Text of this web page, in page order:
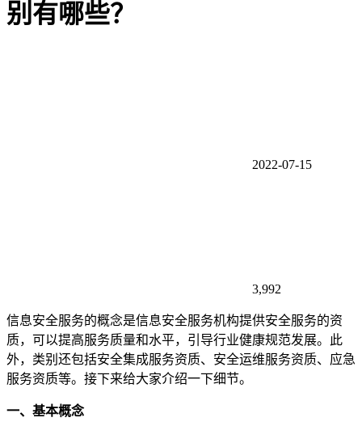
别有哪些？
2022-07-15
3,992
信息安全服务的概念是信息安全服务机构提供安全服务的资
质，可以提高服务质量和水平，引导行业健康规范发展。此
外，类别还包括安全集成服务资质、安全运维服务资质、应急
服务资质等。接下来给大家介绍一下细节。
一、基本概念